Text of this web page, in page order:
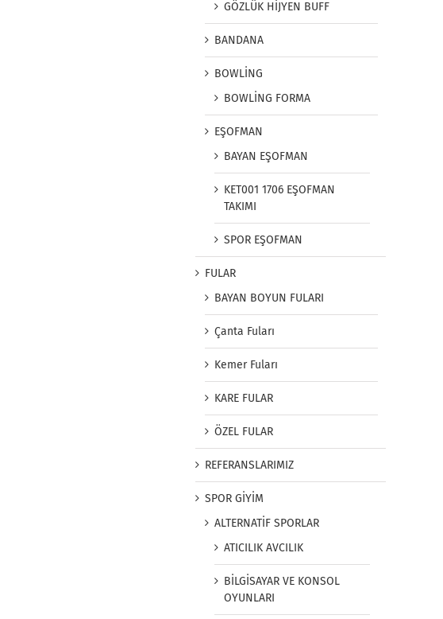
GÖZLÜK HİJYEN BUFF
BANDANA
BOWLİNG
BOWLİNG FORMA
EŞOFMAN
BAYAN EŞOFMAN
KET001 1706 EŞOFMAN
TAKIMI
SPOR EŞOFMAN
FULAR
BAYAN BOYUN FULARI
Çanta Fuları
Kemer Fuları
KARE FULAR
ÖZEL FULAR
REFERANSLARIMIZ
SPOR GİYİM
ALTERNATİF SPORLAR
ATICILIK AVCILIK
BİLGİSAYAR VE KONSOL
OYUNLARI